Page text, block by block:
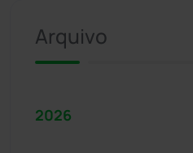
Arquivo
2026